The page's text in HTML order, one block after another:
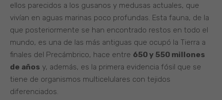
ellos parecidos a los gusanos y medusas actuales, que
vivían en aguas marinas poco profundas. Esta fauna, de la
que posteriormente se han encontrado restos en todo el
mundo, es una de las más antiguas que ocupó la Tierra a
finales del Precámbrico, hace entre 650 y 550 millones
de años y, además, es la primera evidencia fósil que se
tiene de organismos multicelulares con tejidos
diferenciados.